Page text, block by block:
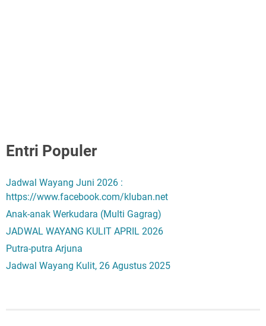
Entri Populer
Jadwal Wayang Juni 2026 :
https://www.facebook.com/kluban.net
Anak-anak Werkudara (Multi Gagrag)
JADWAL WAYANG KULIT APRIL 2026
Putra-putra Arjuna
Jadwal Wayang Kulit, 26 Agustus 2025